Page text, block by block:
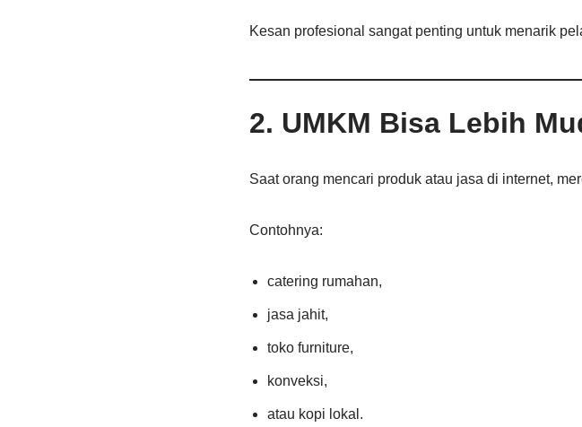
Kesan profesional sangat penting untuk menarik
2. UMKM Bisa Lebih
Saat orang mencari produk atau jasa di internet,
Contohnya:
catering rumahan,
jasa jahit,
toko furniture,
konveksi,
atau kopi lokal.